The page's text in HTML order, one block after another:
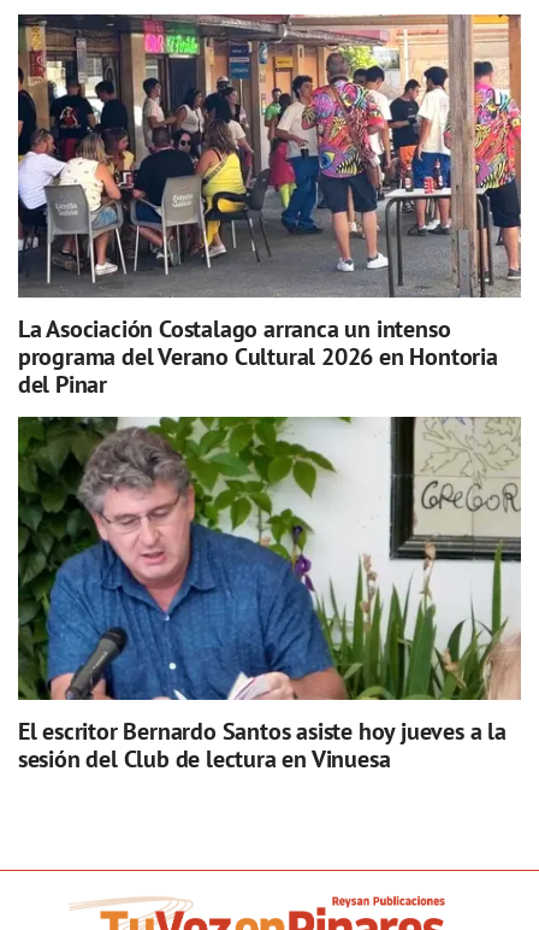
La Asociación Costalago arranca un intenso
programa del Verano Cultural 2026 en Hontoria
del Pinar
El escritor Bernardo Santos asiste hoy jueves a la
sesión del Club de lectura en Vinuesa